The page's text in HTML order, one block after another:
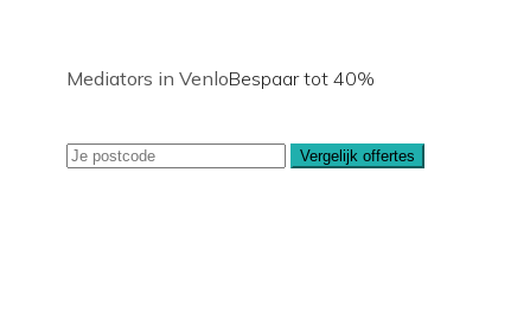
Mediators in VenloBespaar tot 40%
Vergelijk offertes